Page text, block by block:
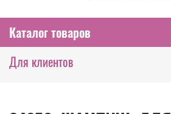
Каталог товаров
Для клиентов